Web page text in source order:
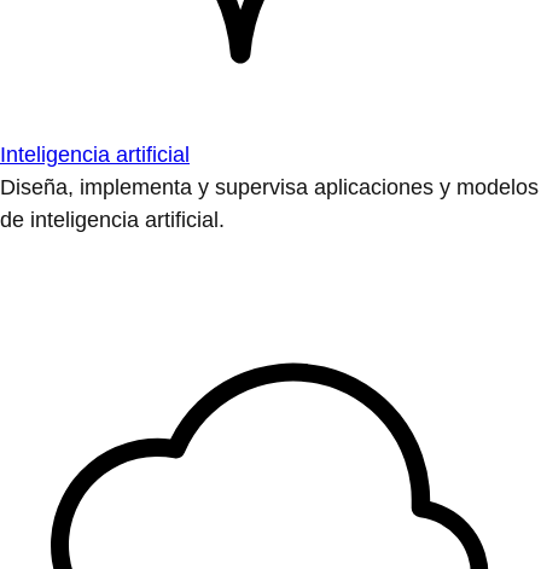
Inteligencia artificial
Diseña, implementa y supervisa aplicaciones y modelos
de inteligencia artificial.